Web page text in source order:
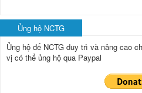
Ủng hộ NCTG
Ủng hộ để NCTG duy trì và nâng cao
vị có thể ủng hộ qua Paypal